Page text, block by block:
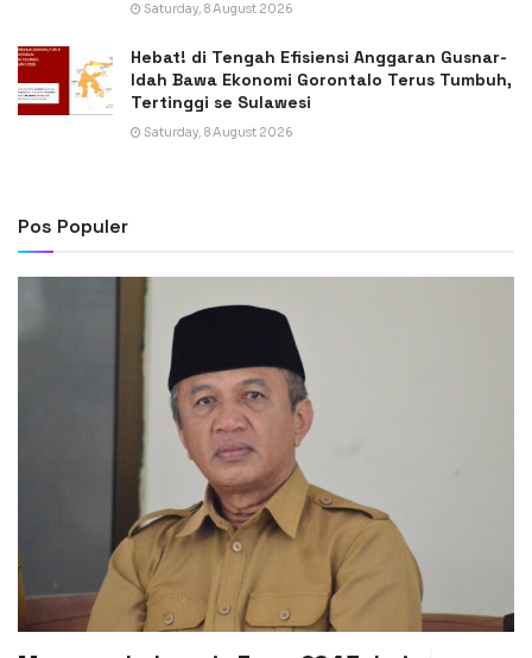
Saturday, 8 August 2026
Hebat! di Tengah Efisiensi Anggaran Gusnar-
Idah Bawa Ekonomi Gorontalo Terus Tumbuh,
Tertinggi se Sulawesi
Saturday, 8 August 2026
Pos Populer